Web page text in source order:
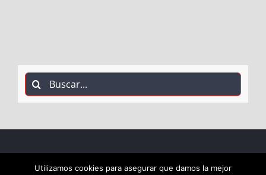
Buscar:
COPYRIGHT 2018 Socialistas de Alcalá PSOE ALCALÁ |
Utilizamos cookies para asegurar que damos la mejor